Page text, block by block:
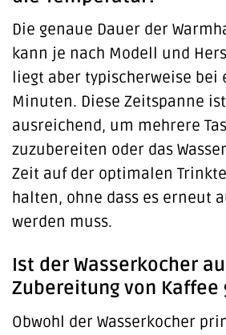
Die genaue Dauer der
kann je nach Modell und
liegt aber typischerweise bei
Minuten. Diese Zeitspanne
ausreichend, um mehrere
zuzubereiten oder das
Zeit auf der optimalen
halten, ohne dass es erneut
werden muss.
Ist der Wasserkocher
Zubereitung von Kaffee
Obwohl der Wasserkocher